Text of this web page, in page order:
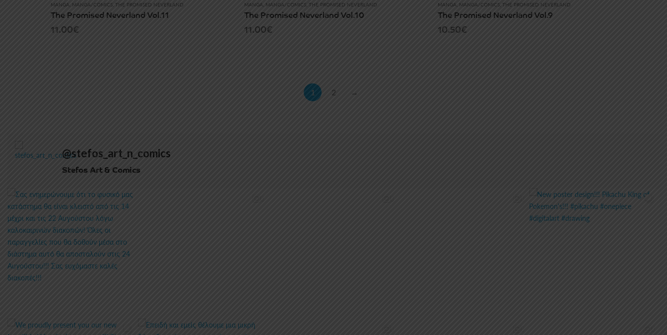
MANGA, MANGA/COMICS, THE PROMISED NEVERLAND
The Promised Neverland Vol.11
11.00€
MANGA, MANGA/COMICS, THE PROMISED NEVERLAND
The Promised Neverland Vol.10
11.00€
MANGA, MANGA/COMICS, THE PROMISED NEVERLAND
The Promised Neverland Vol.9
10.50€
1 2 →
@stefos_art_n_comics
Stefos Art & Comics